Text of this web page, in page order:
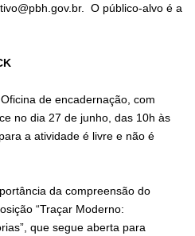
O público-alvo é a
de encadernação, com
no dia 27 de junho, das 10h às
a atividade é livre e não é
da compreensão do
“Traçar Moderno:
que segue aberta para